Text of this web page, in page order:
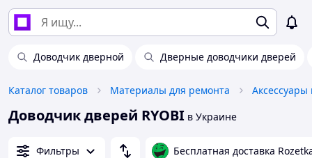
Доводчик дверной Дверные доводчики дверей
Каталог товаров Материалы для ремонта
Доводчик дверей RYOBI в Украине
Фильтры Бесплатная доставка